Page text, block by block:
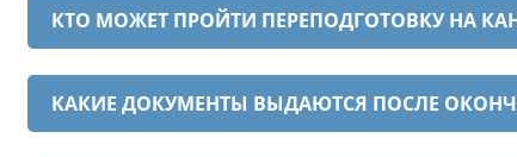
КТО МОЖЕТ ПРОЙТИ ПЕРЕПОДГОТОВКУ НА
КАКИЕ ДОКУМЕНТЫ ВЫДАЮТСЯ ПОСЛЕ